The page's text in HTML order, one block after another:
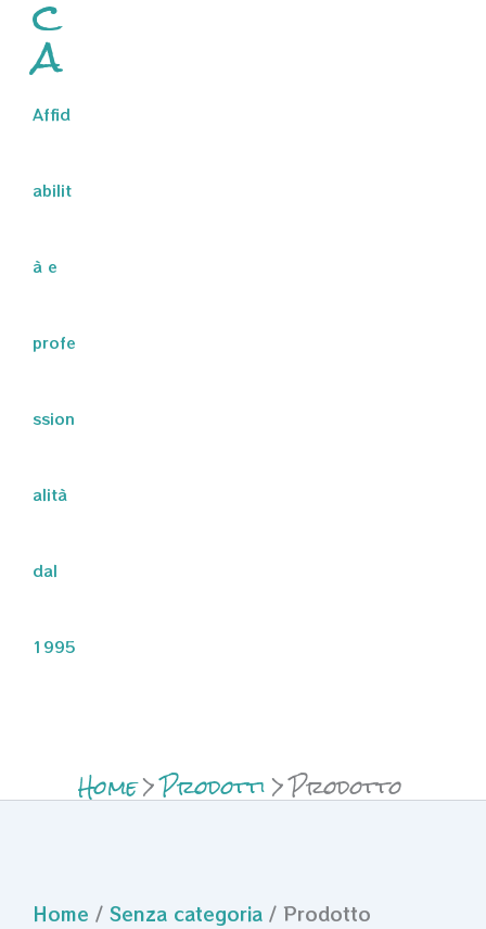
a
Affid
abilit
à e
profe
ssion
alità
dal
1995
Home Prodotti Prodotto
Home / Senza categoria / Prodotto